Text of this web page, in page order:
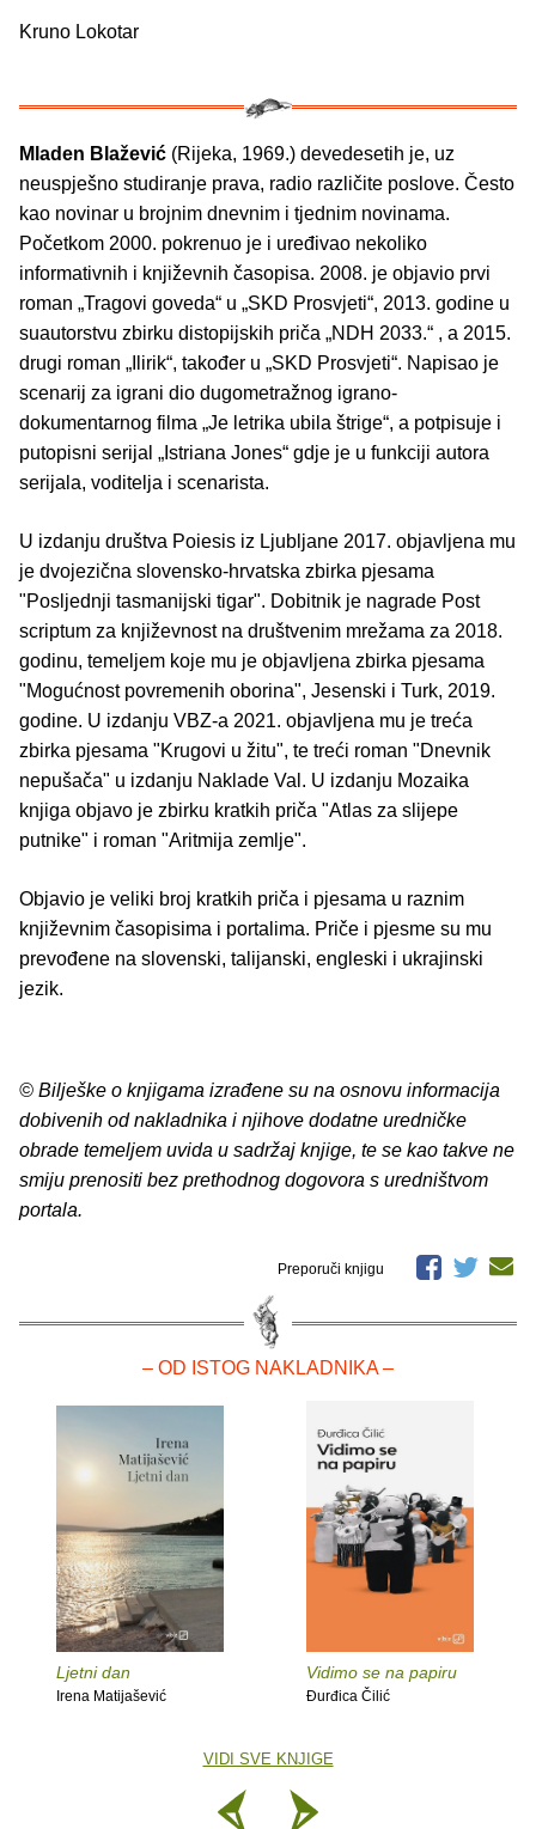
Kruno Lokotar
Mladen Blažević (Rijeka, 1969.) devedesetih je, uz
neuspješno studiranje prava, radio različite poslove. Često
kao novinar u brojnim dnevnim i tjednim novinama.
Početkom 2000. pokrenuo je i uređivao nekoliko
informativnih i književnih časopisa. 2008. je objavio prvi
roman „Tragovi goveda“ u „SKD Prosvjeti“, 2013. godine u
suautorstvu zbirku distopijskih priča „NDH 2033.“ , a 2015.
drugi roman „Ilirik“, također u „SKD Prosvjeti“. Napisao je
scenarij za igrani dio dugometražnog igrano-
dokumentarnog filma „Je letrika ubila štrige“, a potpisuje i
putopisni serijal „Istriana Jones“ gdje je u funkciji autora
serijala, voditelja i scenarista.
U izdanju društva Poiesis iz Ljubljane 2017. objavljena mu
je dvojezična slovensko-hrvatska zbirka pjesama
"Posljednji tasmanijski tigar". Dobitnik je nagrade Post
scriptum za književnost na društvenim mrežama za 2018.
godinu, temeljem koje mu je objavljena zbirka pjesama
"Mogućnost povremenih oborina", Jesenski i Turk, 2019.
godine. U izdanju VBZ-a 2021. objavljena mu je treća
zbirka pjesama "Krugovi u žitu", te treći roman "Dnevnik
nepušača" u izdanju Naklade Val. U izdanju Mozaika
knjiga objavo je zbirku kratkih priča "Atlas za slijepe
putnike" i roman "Aritmija zemlje".
Objavio je veliki broj kratkih priča i pjesama u raznim
književnim časopisima i portalima. Priče i pjesme su mu
prevođene na slovenski, talijanski, engleski i ukrajinski
jezik.
© Bilješke o knjigama izrađene su na osnovu informacija
dobivenih od nakladnika i njihove dodatne uredničke
obrade temeljem uvida u sadržaj knjige, te se kao takve ne
smiju prenositi bez prethodnog dogovora s uredništvom
portala.
Preporuči knjigu
– OD ISTOG NAKLADNIKA –
Ljetni dan
Irena Matijašević
Vidimo se na papiru
Đurđica Čilić
VIDI SVE KNJIGE